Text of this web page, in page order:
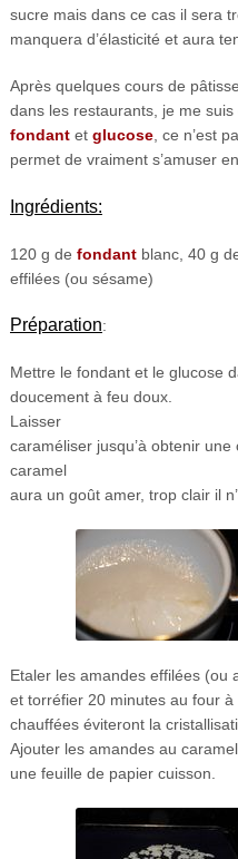
sucre mais dans ce cas il sera
manquera d’élasticité et aura
Après quelques cours de
dans les restaurants, je me
fondantet glucose, ce n’est
permet de vraiment s’amuser
Ingrédients:
120 g de fondantblanc, 40 g
effilées (ou sésame)
Préparation:
Mettre le fondant et le glucose
doucement à feu doux.
Laisser
caraméliser jusqu’à obtenir
caramel
aura un goût amer, trop clair il
Etaler les amandes effilées (ou
et torréfier 20 minutes au four
chauffées éviteront la
Ajouter les amandes au
une feuille de papier cuisson.